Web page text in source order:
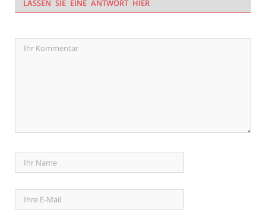
LASSEN SIE EINE ANTWORT HIER